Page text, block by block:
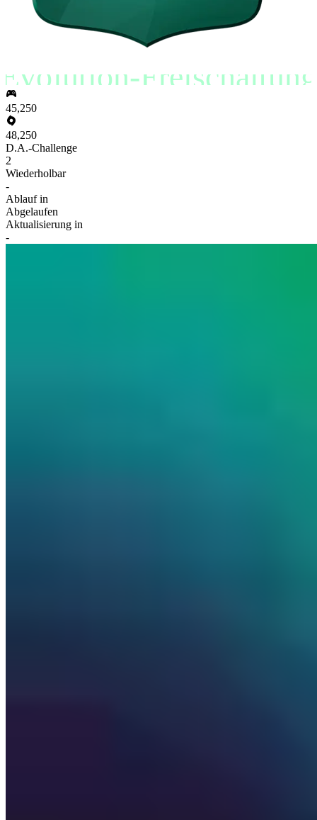
Evolution-Freischaltung
45,250
48,250
D.A.-Challenge
2
Wiederholbar
-
Ablauf in
Abgelaufen
Aktualisierung in
-